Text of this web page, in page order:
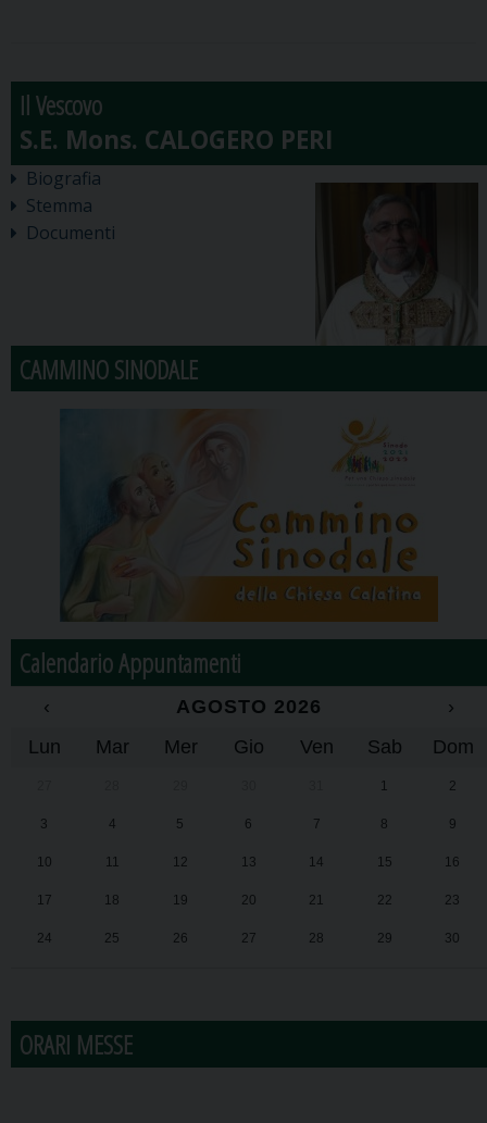
Il Vescovo
Biografia
Stemma
Documenti
CAMMINO SINODALE
Calendario Appuntamenti
‹ AGOSTO 2026
›
Lun
Mar Mer Gio Ven Sab Dom
1 2
3 4 5 6 7 8 9
10 11 12 13 14 15 16
17 18 19 20 21 22 23
24 25 26 27 28 29 30
ORARI MESSE